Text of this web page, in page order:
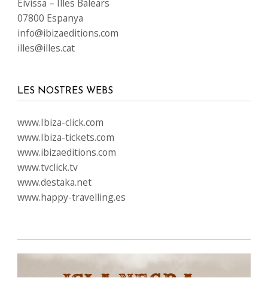
Eivissa – Illes Balears
07800 Espanya
info@ibizaeditions.com
illes@illes.cat
LES NOSTRES WEBS
www.Ibiza-click.com
www.Ibiza-tickets.com
www.ibizaeditions.com
www.tvclick.tv
www.destaka.net
www.happy-travelling.es